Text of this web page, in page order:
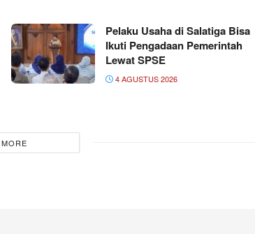
Pelaku Usaha di Salatiga Bisa
Ikuti Pengadaan Pemerintah
Lewat SPSE
4 AGUSTUS 2026